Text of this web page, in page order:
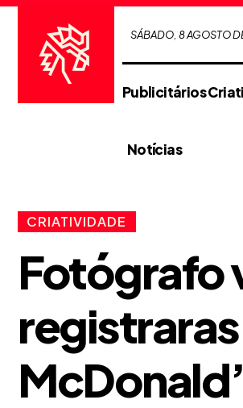
SÁBADO, 8 AGOSTO
Publicitários
Notícias
CRIATIVIDADE
Fotógrafo